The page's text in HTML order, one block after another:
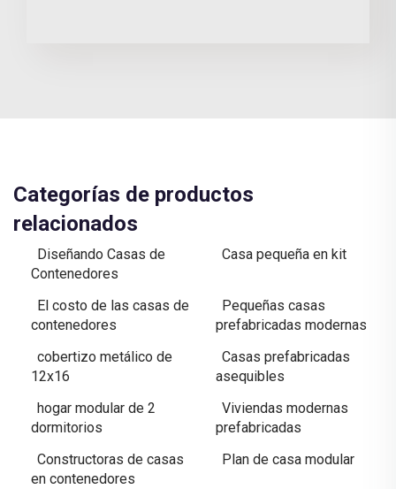
Categorías de productos
relacionados
Diseñando Casas de
Contenedores
Casa pequeña en kit
El costo de las casas de
contenedores
Pequeñas casas
prefabricadas modernas
cobertizo metálico de
12x16
Casas prefabricadas
asequibles
hogar modular de 2
dormitorios
Viviendas modernas
prefabricadas
Constructoras de casas
en contenedores
Plan de casa modular